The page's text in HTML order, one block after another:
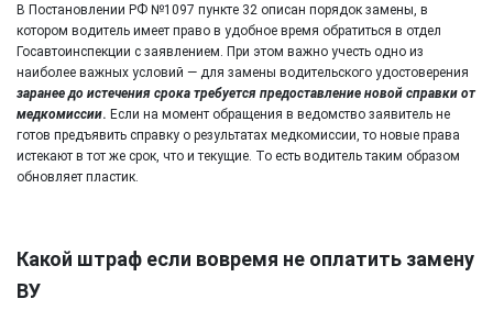
В Постановлении РФ №1097 пункте 32 описан порядок замены, в
котором водитель имеет право в удобное время обратиться в отдел
Госавтоинспекции с заявлением. При этом важно учесть одно из
наиболее важных условий — для замены водительского удостоверения
заранее до истечения срока требуется предоставление новой справки от
медкомиссии. Если на момент обращения в ведомство заявитель не
готов предъявить справку о результатах медкомиссии, то новые права
истекают в тот же срок, что и текущие. То есть водитель таким образом
обновляет пластик.
Какой штраф если вовремя не оплатить замену
ВУ